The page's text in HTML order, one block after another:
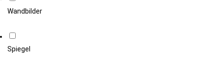
Wandbilder
Spiegel